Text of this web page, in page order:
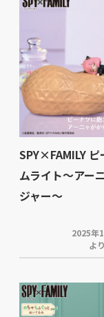
SPY×FAMILY ピ
ムライト～アー
ジャー～
2025年
よ